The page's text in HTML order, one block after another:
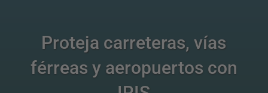
Proteja carreteras, vías
férreas y aeropuertos con